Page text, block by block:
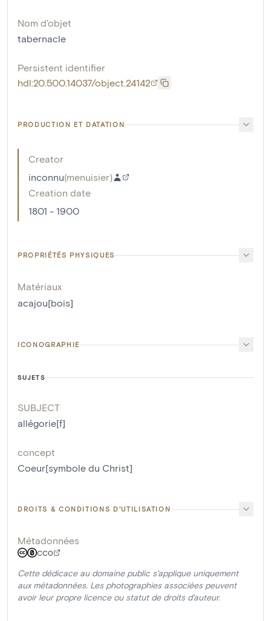
Nom d'objet
tabernacle
Persistent identifier
hdl:20.500.14037/object.24142
PRODUCTION ET DATATION
Creator
inconnu(menuisier)
Creation date
1801 - 1900
PROPRIÉTÉS PHYSIQUES
Matériaux
acajou[bois]
ICONOGRAPHIE
SUJETS
SUBJECT
allégorie[f]
concept
Coeur[symbole du Christ]
DROITS & CONDITIONS D'UTILISATION
Métadonnées
CC0
Cette dédicace au domaine public s'applique uniquement
aux métadonnées. Les photographies associées peuvent
avoir leur propre licence ou statut de droits d'auteur.